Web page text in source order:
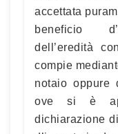
accettata
beneficio
dell’eredità
compie
notaio oppure
ove si è
dichiarazione